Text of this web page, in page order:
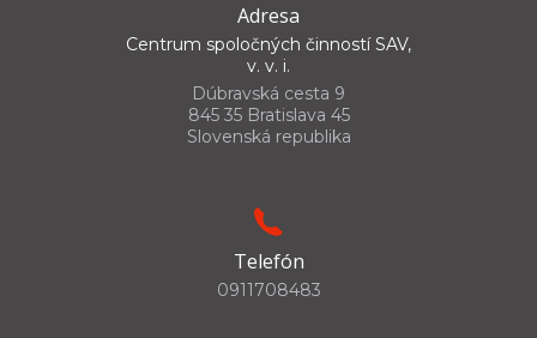
Adresa
Centrum spoločných činností SAV,
v. v. i.
Dúbravská cesta 9
845 35 Bratislava 45
Slovenská republika
Telefón
0911708483